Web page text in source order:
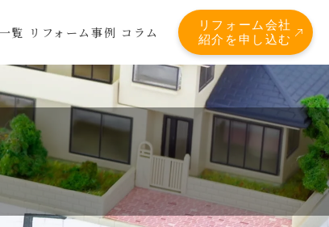
覧 リフォーム事例 コラム
リフォーム会社
紹介を申し込む